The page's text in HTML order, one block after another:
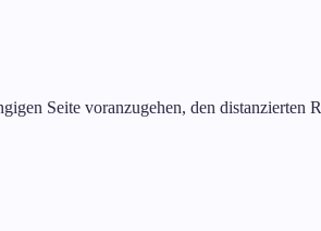
Seite voranzugehen, den distanzierten